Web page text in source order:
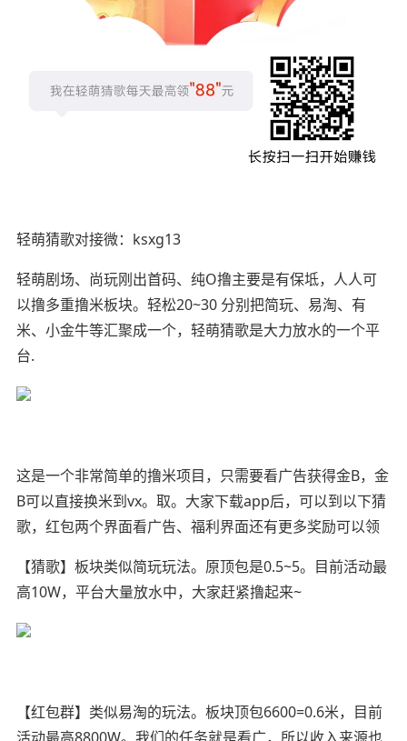
轻萌猜歌对接微：ksxg13
轻萌剧场、尚玩刚出首码、纯O撸主要是有保坻，人人可
以撸多重撸米板块。轻松20~30 分别把简玩、易淘、有
米、小金牛等汇聚成一个，轻萌猜歌是大力放水的一个平
台.
这是一个非常简单的撸米项目，只需要看广告获得金B，金
B可以直接换米到vx。取。大家下载app后，可以到以下猜
歌，红包两个界面看广告、福利界面还有更多奖励可以领
【猜歌】板块类似简玩玩法。原顶包是0.5~5。目前活动最
高10W，平台大量放水中，大家赶紧撸起来~
【红包群】类似易淘的玩法。板块顶包6600=0.6米，目前